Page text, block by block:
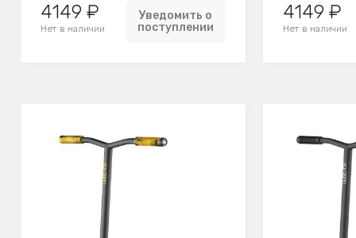
4149 ₽
Нет в наличии
Уведомить о
поступлении
4149 ₽
Нет в наличии